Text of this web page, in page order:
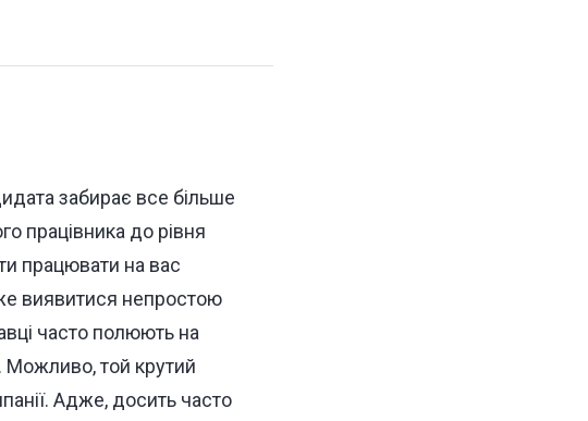
забирає все більше
працівника до рівня
працювати на вас
виявитися непростою
часто полюють на
Можливо, той крутий
Адже, досить часто